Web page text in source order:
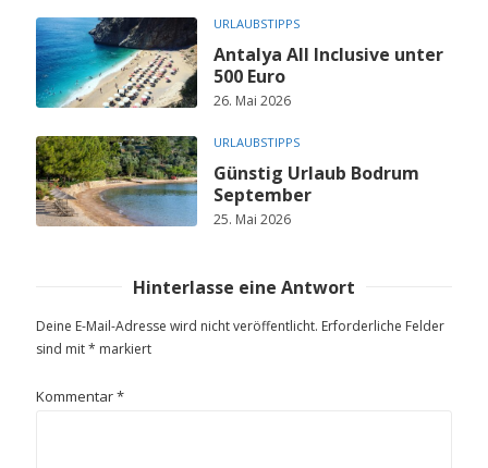
URLAUBSTIPPS
Antalya All Inclusive unter
500 Euro
26. Mai 2026
URLAUBSTIPPS
Günstig Urlaub Bodrum
September
25. Mai 2026
Hinterlasse eine Antwort
Deine E-Mail-Adresse wird nicht veröffentlicht. Erforderliche Felder
sind mit* markiert
Kommentar*